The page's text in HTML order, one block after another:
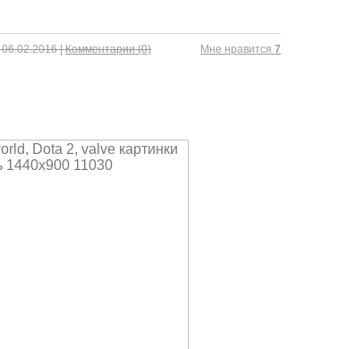
Mне нравится 7
06.02.2016 |Комментарии (0)